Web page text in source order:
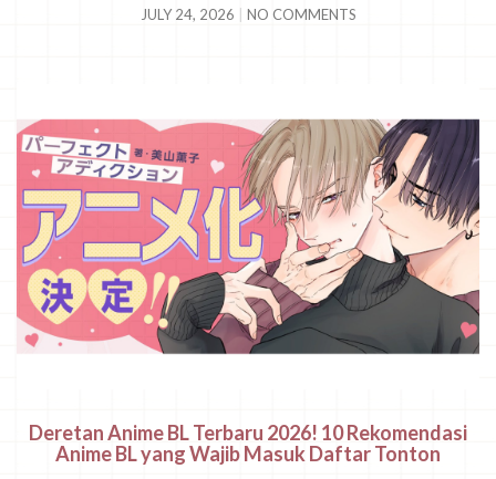
JULY 24, 2026 NO COMMENTS
Deretan Anime BL Terbaru 2026! 10 Rekomendasi
Anime BL yang Wajib Masuk Daftar Tonton